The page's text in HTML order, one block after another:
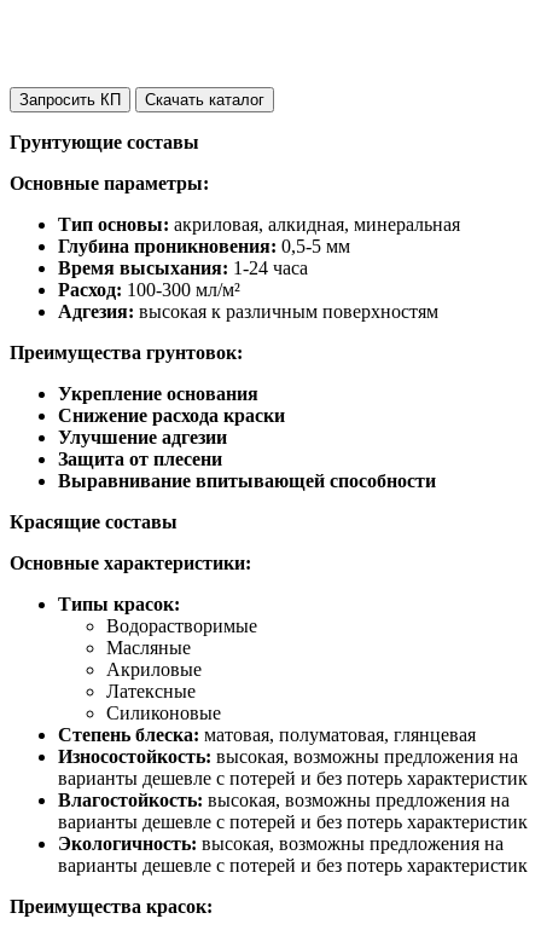
Запросить КП Скачать каталог
Грунтующие составы
Основные параметры:
Тип основы: акриловая, алкидная, минеральная
Глубина проникновения: 0,5-5 мм
Время высыхания: 1-24 часа
Расход: 100-300 мл/м²
Адгезия: высокая к различным поверхностям
Преимущества грунтовок:
Укрепление основания
Снижение расхода краски
Улучшение адгезии
Защита от плесени
Выравнивание впитывающей способности
Красящие составы
Основные характеристики:
Типы красок:
Водорастворимые
Масляные
Акриловые
Латексные
Силиконовые
Степень блеска: матовая, полуматовая, глянцевая
Износостойкость: высокая, возможны предложения на
варианты дешевле с потерей и без потерь характеристик
Влагостойкость: высокая, возможны предложения на
варианты дешевле с потерей и без потерь характеристик
Экологичность: высокая, возможны предложения на
варианты дешевле с потерей и без потерь характеристик
Преимущества красок: